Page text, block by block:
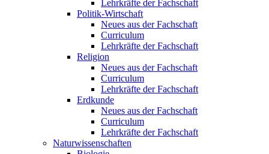
Lehrkräfte der Fachschaft
Politik-Wirtschaft
Neues aus der Fachschaft
Curriculum
Lehrkräfte der Fachschaft
Religion
Neues aus der Fachschaft
Curriculum
Lehrkräfte der Fachschaft
Erdkunde
Neues aus der Fachschaft
Curriculum
Lehrkräfte der Fachschaft
Naturwissenschaften